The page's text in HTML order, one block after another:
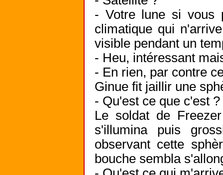
- Votre lune si vous
climatique qui
visible pendant un
- Heu, intéressant
- En rien, par contre
Ginue fit jaillir une
- Qu'est ce que c'est ?
Le soldat de
s'illumina puis
observant cette
bouche sembla